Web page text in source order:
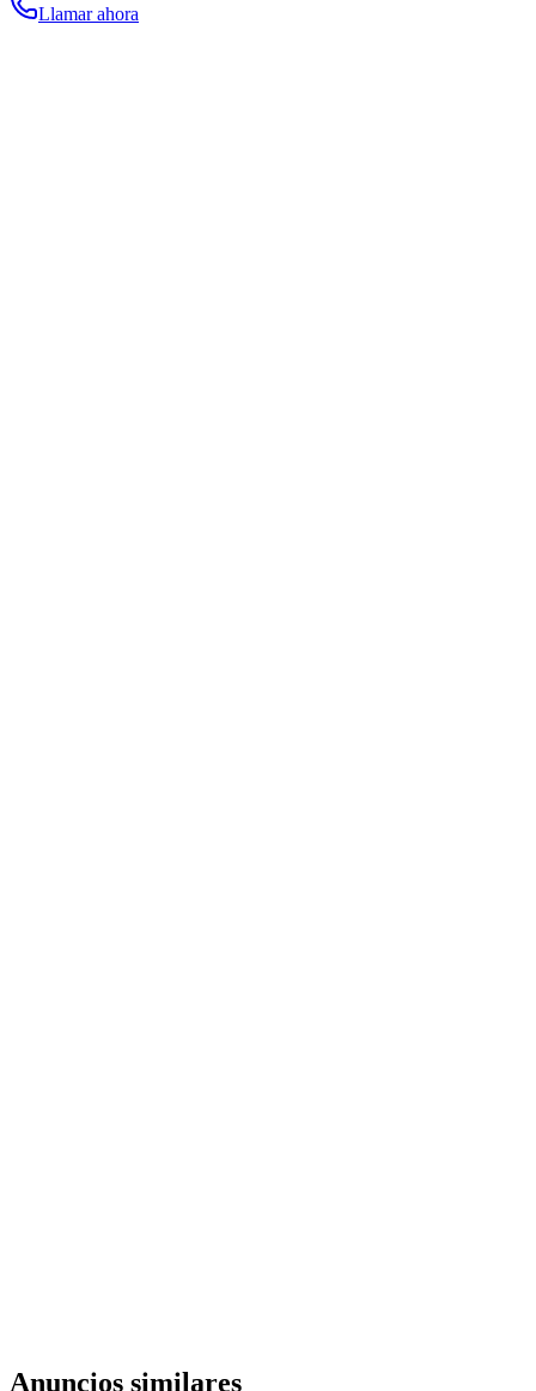
Llamar ahora
Anuncios similares